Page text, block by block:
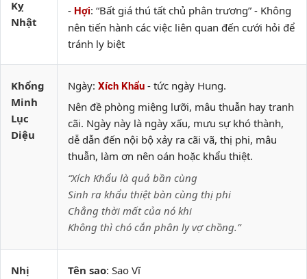
Kỵ
Nhật
- Hợi: “Bất giá thú tất chủ phân trương” - Không
nên tiến hành các việc liên quan đến cưới hỏi để
tránh ly biệt
Khổng
Minh
Lục
Diệu
Ngày: Xích Khẩu - tức ngày Hung.
Nên đề phòng miệng lưỡi, mâu thuẫn hay tranh
cãi. Ngày này là ngày xấu, mưu sự khó thành,
dễ dẫn đến nội bộ xảy ra cãi vã, thị phi, mâu
thuẫn, làm ơn nên oán hoặc khẩu thiệt.
“Xích Khẩu là quả bần cùng
Sinh ra khẩu thiệt bàn cùng thị phi
Chẳng thời mất của nó khi
Không thì chó cắn phân ly vợ chồng.”
Nhị
Tên sao: Sao Vĩ